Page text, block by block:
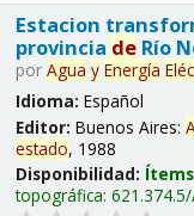
Estacion
provincia deRío
por Agua y Energía
Idioma: Español
Editor: Buenos Aires:
estado, 1988
Disponibilidad:
topográfica: